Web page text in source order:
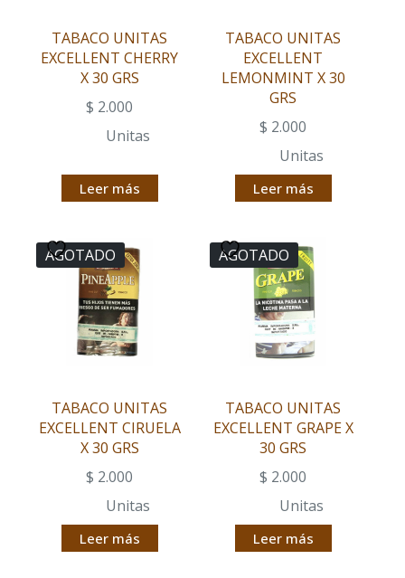
TABACO UNITAS
EXCELLENT CHERRY
X 30 GRS
$ 2.000
Unitas
Leer más
TABACO UNITAS
EXCELLENT
LEMONMINT X 30
GRS
$ 2.000
Unitas
Leer más
AGOTADO
TABACO UNITAS
EXCELLENT CIRUELA
X 30 GRS
$ 2.000
Unitas
Leer más
AGOTADO
TABACO UNITAS
EXCELLENT GRAPE X
30 GRS
$ 2.000
Unitas
Leer más